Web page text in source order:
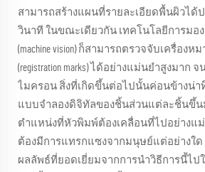
สามารถสร้างแผนที่รายละเอียดพื้นผิวได้ป
วินาที ในขณะเดียวกัน เทคโนโลยีการมอ
(machine vision) ก็สามารถตรวจจับเครื่อง
(registration marks) ได้อย่างแม่นยำสูงมาก
ไมครอน สิ่งที่เกิดขึ้นต่อไปนั้นค่อนข้างน่า
แบบจำลองดิจิทัลของชิ้นส่วนแต่ละชิ้นขึ้
ตำแหน่งที่หัวพิมพ์ต้องเคลื่อนที่ไปอย่างแ
ต้องมีการแทรกแซงจากมนุษย์แต่อย่างใด
ผลลัพธ์ที่ยอดเยี่ยมจากการนำวิธีการนี้ไป